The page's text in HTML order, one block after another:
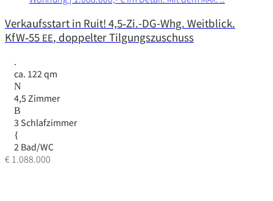
Verkaufsstart in Ruit! 4,5‑Zi.-DG-Whg. Weitblick.
KfW‑55 EE, doppelter Tilgungszuschuss
ca. 122 qm
4,5 Zimmer
3 Schlafzimmer
2 Bad/WC
€ 1.088.000